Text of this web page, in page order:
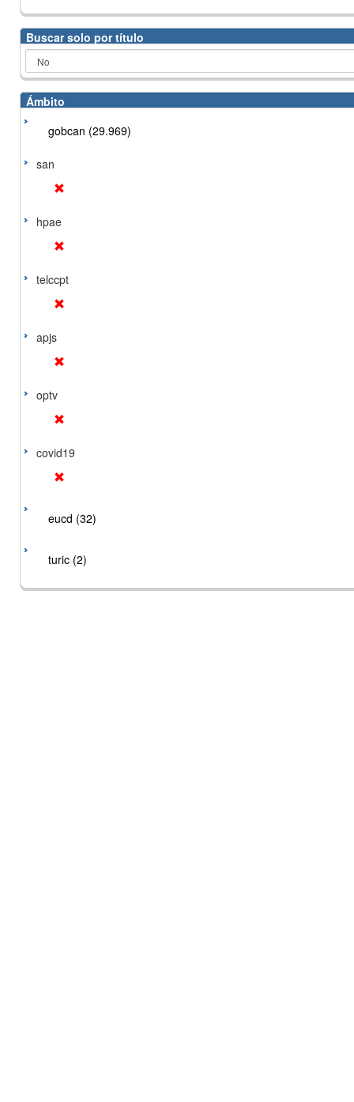
Buscar solo por título
Ámbito
gobcan (29.969)
san
hpae
telccpt
apjs
optv
covid19
eucd (32)
turic (2)